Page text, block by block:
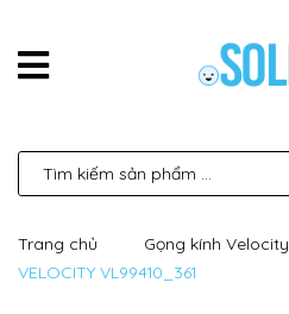
Trang chủ Gọng kính Velocity
VELOCITY VL99410_361